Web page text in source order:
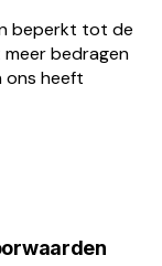
beperkt tot de
bedragen
ons heeft